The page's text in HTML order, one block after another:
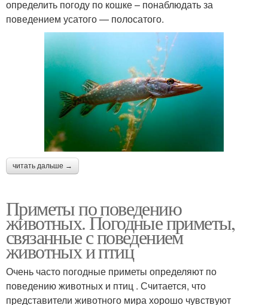
определить погоду по кошке – понаблюдать за
поведением усатого — полосатого.
читать дальше →
Приметы по поведению
животных. Погодные приметы,
связанные с поведением
животных и птиц
Очень часто погодные приметы определяют по
поведению животных и птиц . Считается, что
представители животного мира хорошо чувствуют